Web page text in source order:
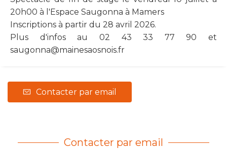
20h00 à l'Espace Saugonna à Mamers
Inscriptions à partir du 28 avril 2026.
Plus d'infos au 02 43 33 77 90 et
saugonna@mainesaosnois.fr
Contacter par email
Contacter par email